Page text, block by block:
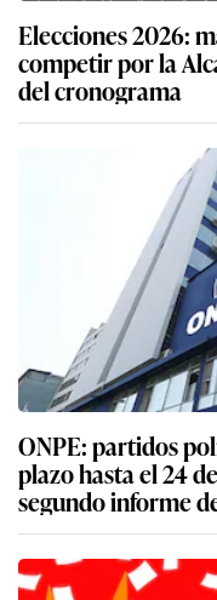
Elecciones 2026:
competir por la
del cronograma
ONPE: partidos
plazo hasta el 24
segundo informe